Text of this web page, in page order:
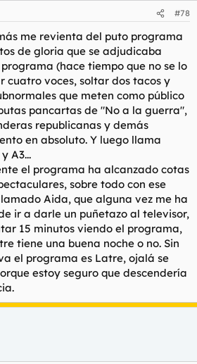
#78
me revienta del puto programa
de gloria que se adjudicaba
(hace tiempo que no se lo
cuatro voces, soltar dos tacos y
que meten como público
pancartas de "No a la guerra",
republicanas y demás
en absoluto. Y luego llama
A3...
el programa ha alcanzado cotas
sobre todo con ese
Aida, que alguna vez me ha
ir a darle un puñetazo al televisor,
15 minutos viendo el programa,
tiene una buena noche o no. Sin
el programa es Latre, ojalá se
estoy seguro que descendería